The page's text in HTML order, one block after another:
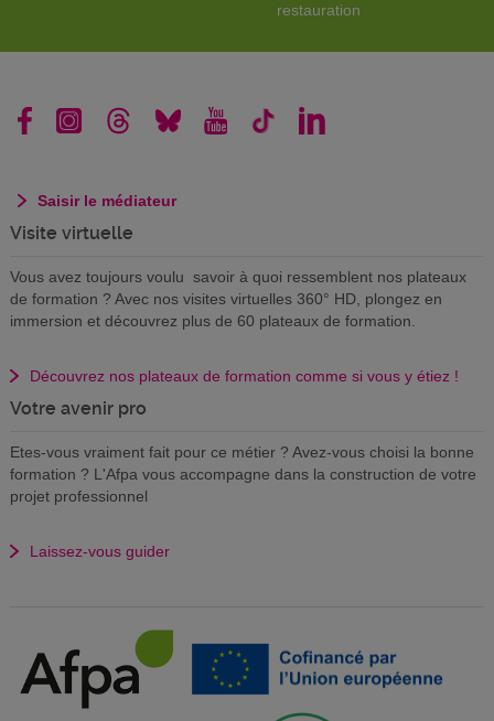
restauration
Saisir le médiateur
Visite virtuelle
Vous avez toujours voulu savoir à quoi ressemblent nos plateaux
de formation ? Avec nos visites virtuelles 360° HD, plongez en
immersion et découvrez plus de 60 plateaux de formation.
Découvrez nos plateaux de formation comme si vous y étiez !
Votre avenir pro
Etes-vous vraiment fait pour ce métier ? Avez-vous choisi la bonne
formation ? L'Afpa vous accompagne dans la construction de votre
projet professionnel
Laissez-vous guider